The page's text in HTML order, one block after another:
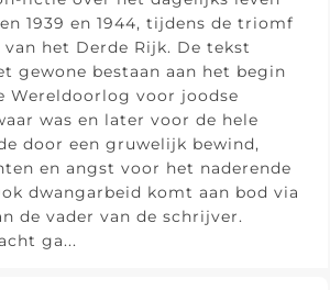
1939 en 1944, tijdens de triomf
het Derde Rijk. De tekst
gewone bestaan aan het begin
Wereldoorlog voor joodse
was en later voor de hele
door een gruwelijk bewind,
en angst voor het naderende
dwangarbeid komt aan bod via
de vader van de schrijver.
ga...